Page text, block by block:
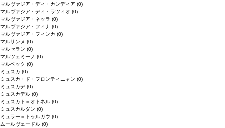
マルヴァジア・ディ・カンディア (0)
マルヴァジア・ディ・ラツィオ (0)
マルヴァジア・ネッラ (0)
マルヴァジア・フィナ (0)
マルヴァジア・フィンカ (0)
マルサンヌ (0)
マルセラン (0)
マルツェミーノ (0)
マルベック (0)
ミュスカ (0)
ミュスカ・ド・フロンティニャン (0)
ミュスカデ(0)
ミュスカデル (0)
ミュスカト＝オトネル (0)
ミュスカルダン (0)
ミュラー＝トゥルガウ (0)
ムールヴェードル (0)